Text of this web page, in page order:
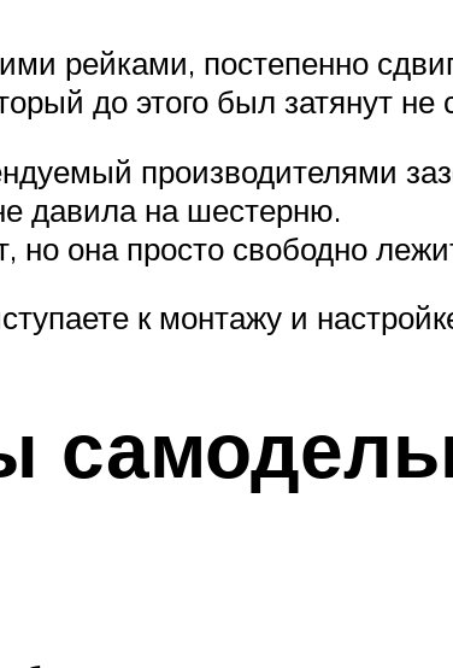
рейками, постепенно
до этого был затянут
производителями
давила на шестерню.
но она просто свободно
к монтажу и